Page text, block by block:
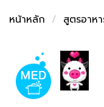
หน้าหลัก
สูตรอาห